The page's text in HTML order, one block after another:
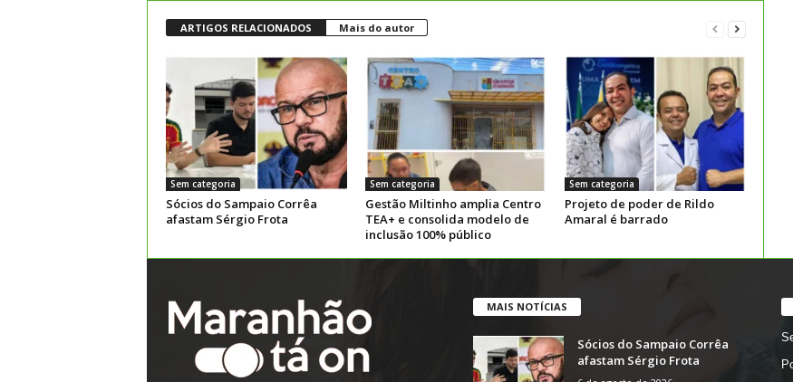
ARTIGOS RELACIONADOS Mais do autor
Sem categoria
Sócios do Sampaio Corrêa
afastam Sérgio Frota
Sem categoria
Gestão Miltinho amplia Centro
TEA+ e consolida modelo de
inclusão 100% público
Sem categoria
Projeto de poder de Rildo
Amaral é barrado
MAIS NOTÍCIAS
Sócios do Sampaio Corrêa
afastam Sérgio Frota